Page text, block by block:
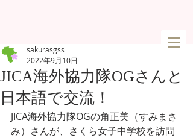
JICA海外協力隊OGさんと
日本語で交流！
sakurasgss
2022年9月10日
JICA海外協力隊OGの角正美（すみまさ
み）さんが、さくら女子中学校を訪問